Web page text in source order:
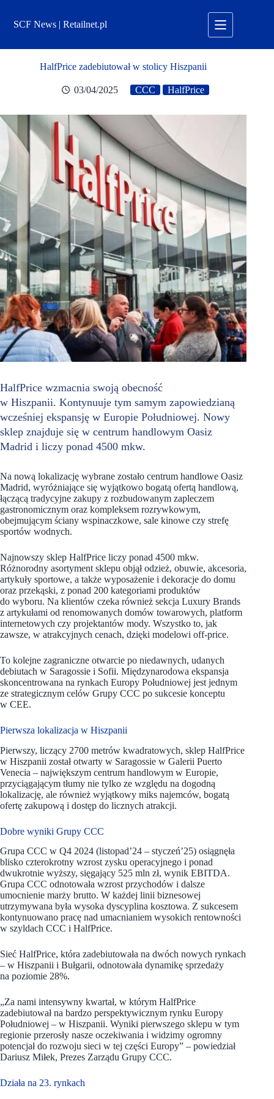
treściSCF News | Retailnet.pl
HalfPrice zadebiutował w stolicy Hiszpanii
03/04/2025 CCC HalfPrice
HalfPrice wzmacnia swoją obecność
w Hiszpanii. Kontynuuje tym samym zapowiedzianą
wcześniej ekspansję w Europie Południowej. Nowy
sklep znajduje się w centrum handlowym Oasiz
Madrid i liczy ponad 4500 mkw.
Na nową lokalizację wybrane zostało centrum handlowe Oasiz
Madrid, wyróżniające się wyjątkowo bogatą ofertą handlową,
łączącą tradycyjne zakupy z rozbudowanym zapleczem
gastronomicznym oraz kompleksem rozrywkowym,
obejmującym ściany wspinaczkowe, sale kinowe czy strefę
sportów wodnych.
Najnowszy sklep HalfPrice liczy ponad 4500 mkw.
Różnorodny asortyment sklepu objął odzież, obuwie, akcesoria,
artykuły sportowe, a także wyposażenie i dekoracje do domu
oraz przekąski, z ponad 200 kategoriami produktów
do wyboru. Na klientów czeka również sekcja Luxury Brands
z artykułami od renomowanych domów towarowych, platform
internetowych czy projektantów mody. Wszystko to, jak
zawsze, w atrakcyjnych cenach, dzięki modelowi off-price.
To kolejne zagraniczne otwarcie po niedawnych, udanych
debiutach w Saragossie i Sofii. Międzynarodowa ekspansja
skoncentrowana na rynkach Europy Południowej jest jednym
ze strategicznym celów Grupy CCC po sukcesie konceptu
w CEE.
Pierwsza lokalizacja w Hiszpanii
Pierwszy, liczący 2700 metrów kwadratowych, sklep HalfPrice
w Hiszpanii został otwarty w Saragossie w Galerii Puerto
Venecia – największym centrum handlowym w Europie,
przyciągającym tłumy nie tylko ze względu na dogodną
lokalizację, ale również wyjątkowy miks najemców, bogatą
ofertę zakupową i dostęp do licznych atrakcji.
Dobre wyniki Grupy CCC
Grupa CCC w Q4 2024 (listopad’24 – styczeń’25) osiągnęła
blisko czterokrotny wzrost zysku operacyjnego i ponad
dwukrotnie wyższy, sięgający 525 mln zł, wynik EBITDA.
Grupa CCC odnotowała wzrost przychodów i dalsze
umocnienie marży brutto. W każdej linii biznesowej
utrzymywana była wysoka dyscyplina kosztowa. Z sukcesem
kontynuowano pracę nad umacnianiem wysokich rentowności
w szyldach CCC i HalfPrice.
Sieć HalfPrice, która zadebiutowała na dwóch nowych rynkach
– w Hiszpanii i Bułgarii, odnotowała dynamikę sprzedaży
na poziomie 28%.
„Za nami intensywny kwartał, w którym HalfPrice
zadebiutował na bardzo perspektywicznym rynku Europy
Południowej – w Hiszpanii. Wyniki pierwszego sklepu w tym
regionie przerosły nasze oczekiwania i widzimy ogromny
potencjał do rozwoju sieci w tej części Europy” – powiedział
Dariusz Miłek, Prezes Zarządu Grupy CCC.
Działa na 23. rynkach